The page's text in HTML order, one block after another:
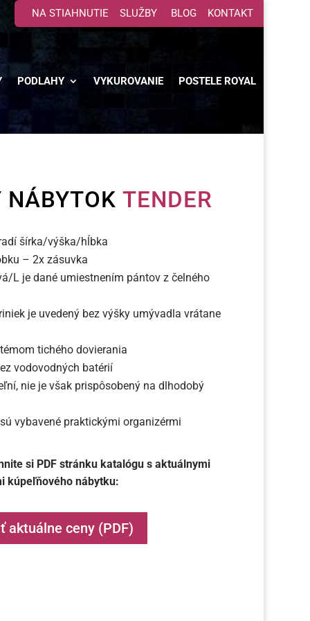
NA STIAHNUTIE SLUŽBY BLOG KONTAKT
PODLAHY VYKUROVANIE POSTELE ROYAL
NÁBYTOK TENDER
šírka/výška/hĺbka
– 2x zásuvka
L je dané umiestnením pántov z čelného
je uvedený bez výšky umývadla vrátane
tichého dovierania
vodovodných batérií
nie je však prispôsobený na dlhodobý
vybavené praktickými organizérmi
si PDF stránku katalógu s aktuálnymi
kúpeľňového nábytku:
aktuálne ceny (PDF)